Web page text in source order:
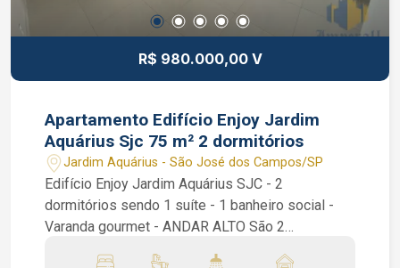
R$ 980.000,00 V
Apartamento Edifício Enjoy Jardim
Aquárius Sjc 75 m² 2 dormitórios
Jardim Aquárius - São José dos Campos/SP
Edifício Enjoy Jardim Aquárius SJC - 2
dormitórios sendo 1 suíte - 1 banheiro social -
Varanda gourmet - ANDAR ALTO São 2